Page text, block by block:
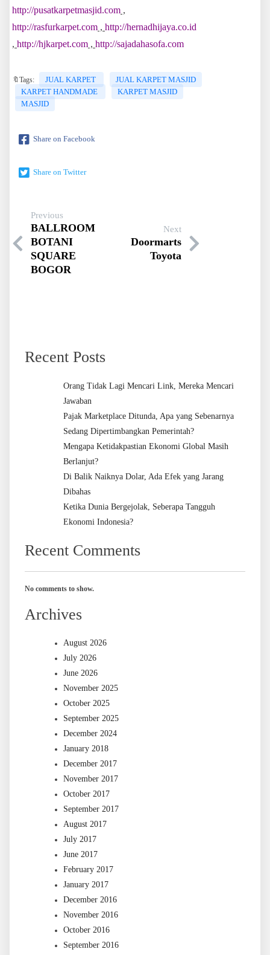
http://pusatkarpetmasjid.com ,
http://rasfurkarpet.com , http://hernadhijaya.co.id
, http://hjkarpet.com , http://sajadahasofa.com
🔖Tags: JUAL KARPET
JUAL KARPET MASJID
KARPET HANDMADE
KARPET MASJID
MASJID
Share on Facebook
Share on Twitter
Previous
BALLROOM
BOTANI
SQUARE
BOGOR
Next
Doormarts
Toyota
Recent Posts
Orang Tidak Lagi Mencari Link, Mereka Mencari
Jawaban
Pajak Marketplace Ditunda, Apa yang Sebenarnya
Sedang Dipertimbangkan Pemerintah?
Mengapa Ketidakpastian Ekonomi Global Masih
Berlanjut?
Di Balik Naiknya Dolar, Ada Efek yang Jarang
Dibahas
Ketika Dunia Bergejolak, Seberapa Tangguh
Ekonomi Indonesia?
Recent Comments
No comments to show.
Archives
August 2026
July 2026
June 2026
November 2025
October 2025
September 2025
December 2024
January 2018
December 2017
November 2017
October 2017
September 2017
August 2017
July 2017
June 2017
February 2017
January 2017
December 2016
November 2016
October 2016
September 2016